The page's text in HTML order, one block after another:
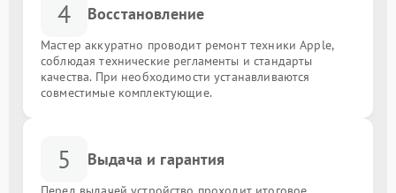
4 Восстановление
Мастер аккуратно проводит ремонт техники Apple,
соблюдая технические регламенты и стандарты
качества. При необходимости устанавливаются
совместимые комплектующие.
5 Выдача и гарантия